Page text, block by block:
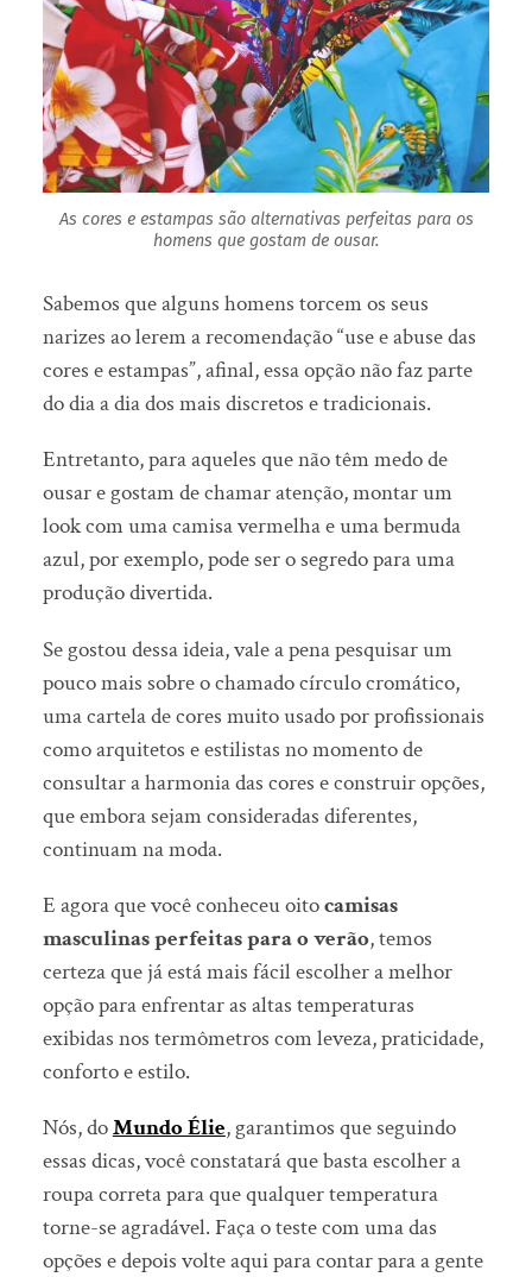
As cores e estampas são alternativas perfeitas para os
homens que gostam de ousar.
Sabemos que alguns homens torcem os seus
narizes ao lerem a recomendação “use e abuse das
cores e estampas”, afinal, essa opção não faz parte
do dia a dia dos mais discretos e tradicionais.
Entretanto, para aqueles que não têm medo de
ousar e gostam de chamar atenção, montar um
look com uma camisa vermelha e uma bermuda
azul, por exemplo, pode ser o segredo para uma
produção divertida.
Se gostou dessa ideia, vale a pena pesquisar um
pouco mais sobre o chamado círculo cromático,
uma cartela de cores muito usado por profissionais
como arquitetos e estilistas no momento de
consultar a harmonia das cores e construir opções,
que embora sejam consideradas diferentes,
continuam na moda.
E agora que você conheceu oitocamisas
masculinas perfeitas para o verão, temos
certeza que já está mais fácil escolher a melhor
opção para enfrentar as altas temperaturas
exibidas nos termômetros com leveza, praticidade,
conforto e estilo.
Nós, doMundo Élie, garantimos que seguindo
essas dicas, você constatará que basta escolher a
roupa correta para que qualquer temperatura
torne-se agradável. Faça o teste com uma das
opções e depois volte aqui para contar para a gente